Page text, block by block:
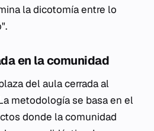
la dicotomía entre lo
en la comunidad
del aula cerrada al
metodología se basa en el
donde la comunidad